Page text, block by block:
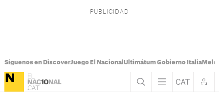
Síguenos en DiscoverJuego El Nacional Ultimátum Gobierno Italia